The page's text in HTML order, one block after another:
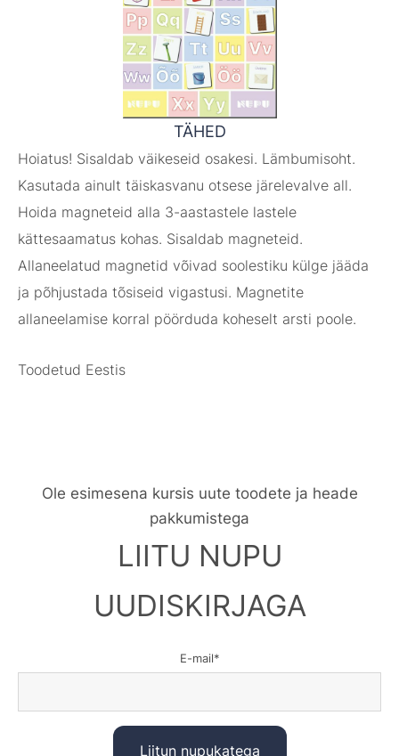
TÄHED
Hoiatus! Sisaldab väikeseid osakesi. Lämbumisoht.
Kasutada ainult täiskasvanu otsese järelevalve all.
Hoida magneteid alla 3-aastastele lastele
kättesaamatus kohas. Sisaldab magneteid.
Allaneelatud magnetid võivad soolestiku külge jääda
ja põhjustada tõsiseid vigastusi. Magnetite
allaneelamise korral pöörduda koheselt arsti poole.
Toodetud Eestis
Ole esimesena kursis uute toodete ja heade
pakkumistega
LIITU NUPU
UUDISKIRJAGA
E-mail